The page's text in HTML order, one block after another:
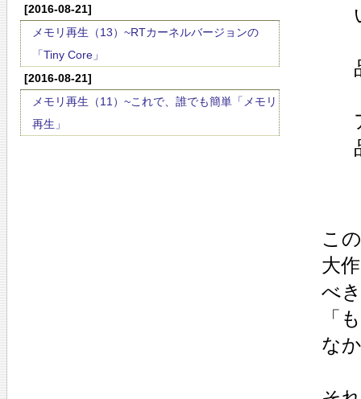
[2016-08-21]
メモリ再生（13）~RTカーネルバージョンの
「Tiny Core」
[2016-08-21]
メモリ再生（11）~これで、誰でも簡単「メモリ
再生」
こ
大
べ
「
な